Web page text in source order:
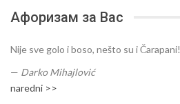
Афоризам за Вас
Nije sve golo i boso, nešto su i Čarapani!
— Darko Mihajlović
naredni >>